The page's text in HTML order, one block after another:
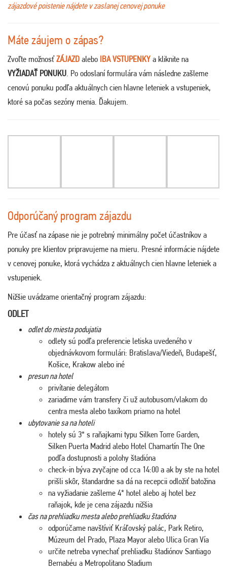
zájazdové poistenie nájdete v zaslanej cenovej ponuke
Máte záujem o zápas?
Zvoľte možnosťZÁJAZD alebo IBA VSTUPENKY a kliknite na
VYŽIADAŤ PONUKU. Po odoslaní formulára vám následne zašleme
cenovú ponuku podľa aktuálnych cien hlavne leteniek a vstupeniek,
ktoré sa počas sezóny menia. Ďakujem.
Odporúčaný program zájazdu
Pre účasť na zápase nie je potrebný minimálny počet účastníkov a
ponuky pre klientov pripravujeme na mieru. Presné informácie nájdete
v cenovej ponuke, ktorá vychádza z aktuálnych cien hlavne leteniek a
vstupeniek.
Nižšie uvádzame orientačný program zájazdu:
ODLET
odlet do miesta podujatia
odlety sú podľa preferencie letiska uvedeného v
objednávkovom formulári: Bratislava/Viedeň, Budapešť,
Košice, Krakow alebo iné
presun na hotel
privítanie delegátom
zariadime vám transfery či už autobusom/vlakom do
centra mesta alebo taxíkom priamo na hotel
ubytovanie sa na hoteli
hotely sú 3* s raňajkami typu Silken Torre Garden,
Silken Puerta Madrid alebo Hotel Chamartín The One
podľa dostupnosti a polohy štadióna
check-in býva zvyčajne od cca 14:00 a ak by ste na hotel
prišli skôr, štandardne sa dá na recepcii odložiť batožina
na vyžiadanie zašleme 4* hotel alebo aj hotel bez
raňajok, kde je cena zájazdu nižšia
čas na prehliadku mesta alebo prehliadku štadióna
odporúčame navštíviť Kráľovský palác, Park Retiro,
Múzeum del Prado, Plaza Mayor alebo Ulica Gran Vía
určite netreba vynechať prehliadku štadiónov Santiago
Bernabéu a Metropolitano Stadium